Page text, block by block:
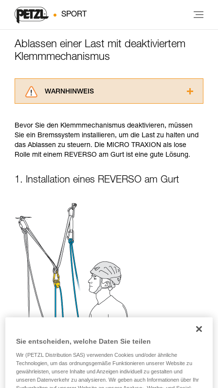
SPORT
Ablassen einer Last mit deaktiviertem
Klemmmechanismus
WARNHINWEIS
aufmerksam durch, bevor Sie diesen zu Rate
ziehen. Um diese Zusatzinformationen
verstehen zu können, müssen Sie zuerst die in
der Gebrauchsanweisung enthaltenen
Die Beherrschung dieser Techniken setzt eine
einem Profi, ob Sie in der Lage sind, den
Vorgang alleine sicher zu wiederholen, bevor
Sie ihn eigenständig durchführen.
Wir geben Beispiele für die mit Ihrer Aktivität
verbundenen Techniken. Möglicherweise gibt es
noch andere Techniken, die hier nicht
beschrieben werden.
Bevor Sie den Klemmmechanismus deaktivieren, müssen
Sie ein Bremssystem installieren, um die Last zu halten und
das Ablassen zu steuern. Die MICRO TRAXION als lose
Rolle mit einem REVERSO am Gurt ist eine gute Lösung.
1. Installation eines REVERSO am Gurt
Sie entscheiden, welche Daten Sie teilen
Wir (PETZL Distribution SAS) verwenden Cookies und/oder ähnliche
Technologien, um das ordnungsgemäße Funktionieren unserer Website zu
gewährleisten, unsere Inhalte und Anzeigen individuell zu gestalten und
unseren Datenverkehr zu analysieren. Wir geben auch Informationen über Ihr